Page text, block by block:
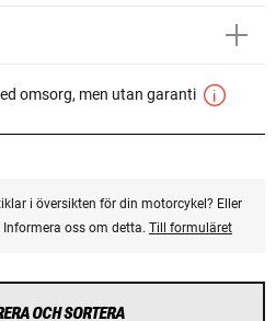
omsorg, men utan garanti
i översikten för din motorcykel? Eller
oss om detta. Till formuläret
OCH SORTERA